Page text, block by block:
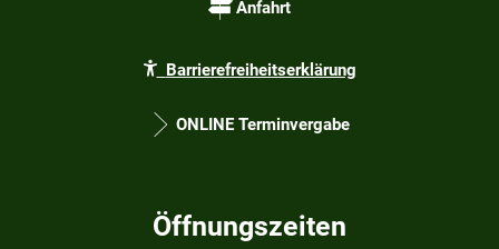
Anfahrt
Barrierefreiheitserklärung
ONLINE Terminvergabe
Öffnungszeiten